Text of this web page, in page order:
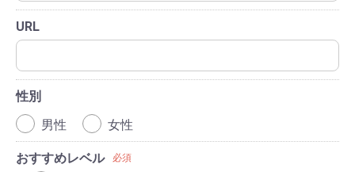
URL
性別
男性
女性
おすすめレベル 必須